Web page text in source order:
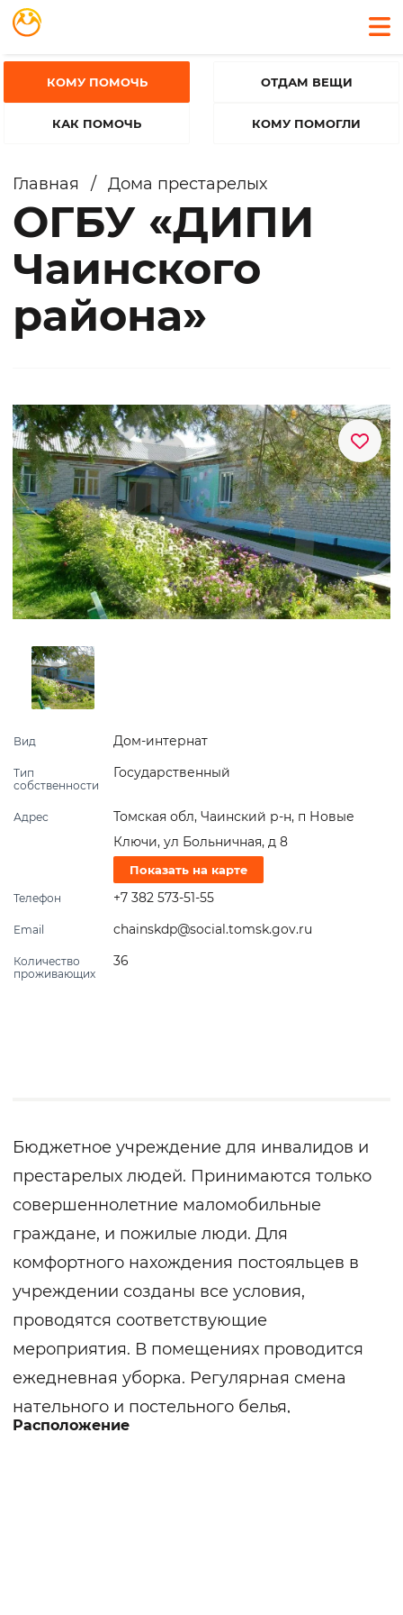
КОМУ ПОМОЧЬ
КАК ПОМОЧЬ
ОТДАМ ВЕЩИ
КОМУ ПОМОГЛИ
Главная / Дома престарелых
ОГБУ «ДИПИ
Чаинского
района»
Вид Дом-интернат
Тип
собственности
Государственный
Адрес
Томская обл, Чаинский р-н, п Новые
Ключи, ул Больничная, д 8
Показать на карте
Телефон +7 382 573-51-55
Email chainskdp@social.tomsk.gov.ru
Количество
проживающих
36
Бюджетное учреждение для инвалидов и
престарелых людей. Принимаются только
совершеннолетние маломобильные
граждане, и пожилые люди. Для
комфортного нахождения постояльцев в
учреждении созданы все условия,
проводятся соответствующие
мероприятия. В помещениях проводится
ежедневная уборка. Регулярная смена
нательного и постельного белья,
гигиенические процедуры. Ежегодная
Расположение